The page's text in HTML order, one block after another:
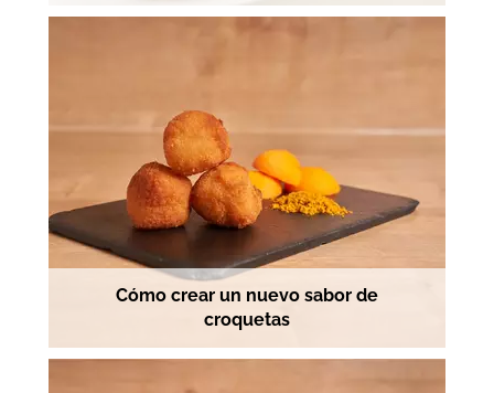
Cómo crear un nuevo sabor de
croquetas